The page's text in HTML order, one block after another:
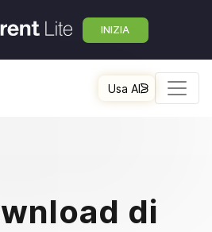
INIZIA
Usa AI
di